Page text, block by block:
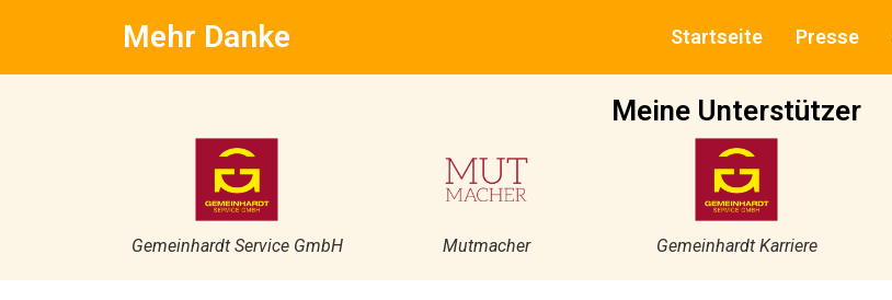
Mehr Danke Startseite Presse
Meine Unterstützer
Gemeinhardt Service GmbH Mutmacher Gemeinhardt Karriere